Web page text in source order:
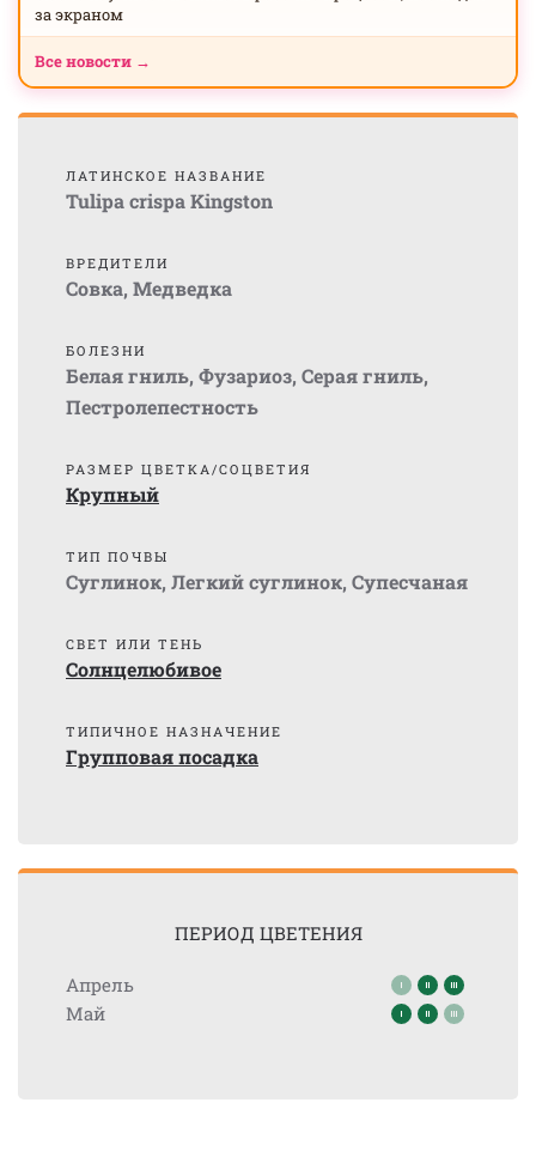
за экраном
Все новости →
ЛАТИНСКОЕ НАЗВАНИЕ
Tulipa crispa Kingston
ВРЕДИТЕЛИ
Совка, Медведка
БОЛЕЗНИ
Белая гниль, Фузариоз, Серая гниль,
Пестролепестность
РАЗМЕР ЦВЕТКА/СОЦВЕТИЯ
Крупный
ТИП ПОЧВЫ
Суглинок, Легкий суглинок, Супесчаная
СВЕТ ИЛИ ТЕНЬ
Солнцелюбивое
ТИПИЧНОЕ НАЗНАЧЕНИЕ
Групповая посадка
ПЕРИОД ЦВЕТЕНИЯ
Апрель
Май